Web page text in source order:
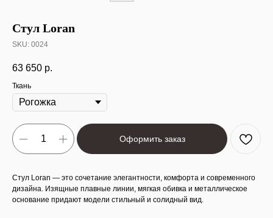
Стул Loran
SKU: 0024
63 650 р.
Ткань
Оформить заказ
Стул Loran — это сочетание элегантности, комфорта и современного
дизайна. Изящные плавные линии, мягкая обивка и металлическое
основание придают модели стильный и солидный вид.